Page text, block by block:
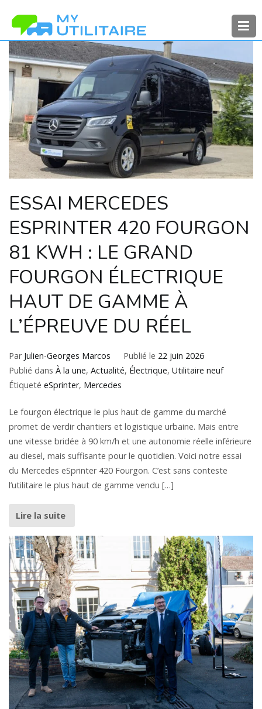
contenu
MyUtilitaire
Toute l’actualité des véhicules
utilitaires
ESSAI MERCEDES
ESPRINTER 420 FOURGON
81 KWH : LE GRAND
FOURGON ÉLECTRIQUE
HAUT DE GAMME À
L’ÉPREUVE DU RÉEL
Par Julien-Georges Marcos Publié le 22 juin 2026
Publié dans À la une, Actualité, Électrique, Utilitaire neuf
Étiqueté eSprinter, Mercedes
Le fourgon électrique le plus haut de gamme du marché
promet de verdir chantiers et logistique urbaine. Mais entre
une vitesse bridée à 90 km/h et une autonomie réelle inférieure
au diesel, mais suffisante pour le quotidien. Voici notre essai
du Mercedes eSprinter 420 Fourgon. C’est sans conteste
l’utilitaire le plus haut de gamme vendu […]
Lire la suite